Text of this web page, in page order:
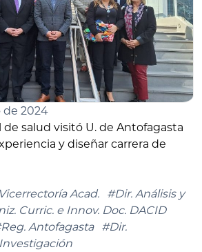
de 2024
salud visitó U. de Antofagasta
y diseñar carrera de
Acad.
#Dir. Análisis y
Curric. e Innov. Doc. DACID
Antofagasta
#Dir.